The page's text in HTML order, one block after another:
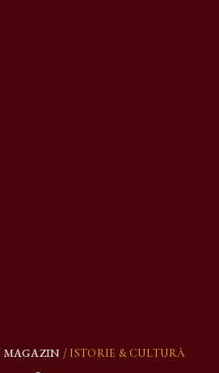
MAGAZIN / ISTORIE & CULTURĂ